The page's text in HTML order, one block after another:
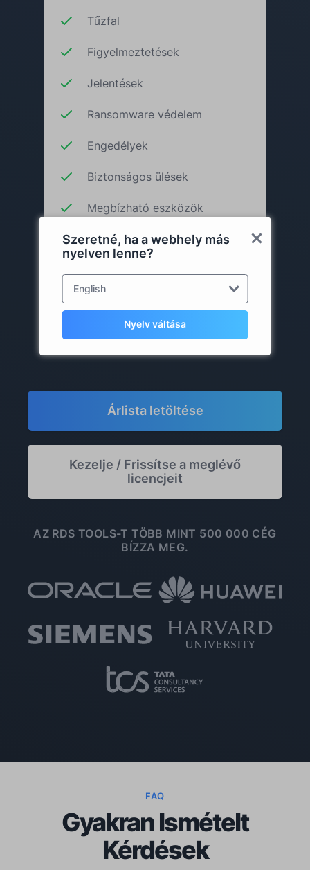
Szeretné, ha a webhely más
nyelven lenne?
English
Nyelv váltása
Tűzfal
Figyelmeztetések
Jelentések
Ransomware védelem
Engedélyek
Biztonságos ülések
Megbízható eszközök
Kosárba rakás
* kivéve az adót
Árlista letöltése
Kezelje / Frissítse a meglévő
licencjeit
AZ RDS TOOLS-T TÖBB MINT 500 000 CÉG
BÍZZA MEG.
FAQ
Gyakran Ismételt
Kérdések